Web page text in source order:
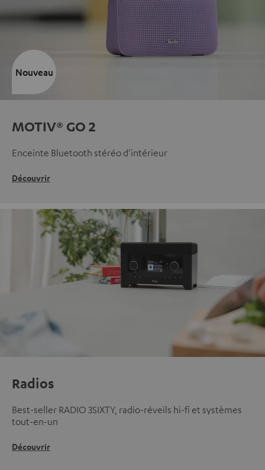
MOTIV® GO 2
Enceinte Bluetooth stéréo d'intérieur
Découvrir
Nouveau
Radios
Best-seller RADIO 3SIXTY, radio-réveils hi-fi et systèmes
tout-en-un
Découvrir